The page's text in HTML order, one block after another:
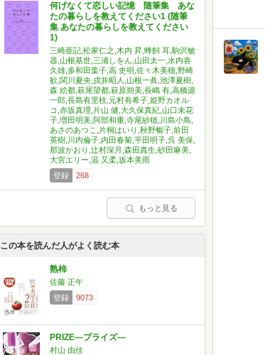
何げなくて恋しい記憶 随筆集 あな
たの暮らしを教えてください1 (随筆
集 あなたの暮らしを教えてください
1)
三崎亜記,松家仁之,木内 昇,蜂飼 耳,駒沢敏
器,山根基世,三浦しをん,山田太一,水内喜
久雄,多和田葉子,高 史明,佐々木美穂,野崎
歓,関川夏央,戌井昭人,山根一眞,池澤夏樹,
森 絵都,萩尾望都,萩原朔美,長嶋 有,高橋源
一郎,長島有里枝,元村有希子,姫野カオル
コ,赤坂真理,片山 健,大久保真紀,山口未花
子,増田明美,阿部和重,寺尾紗穂,川島小鳥,
あさのあつこ,片桐はいり,秋野暢子,前田
英樹,川内倫子,内田春菊,平田明子,呉 美保,
那波かおり,辻村深月,森田真生,砂田麻美,
大宮エリー,温 又柔,坂本美雨
登録
268
もっと見る
この本を読んだ人がよく読む本
熟柿
佐藤 正午
登録
9073
PRIZE―プライズ―
村山 由佳